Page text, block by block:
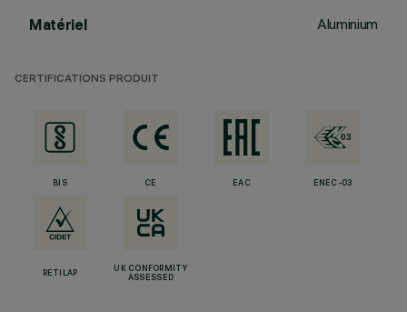
Matériel Aluminium
CERTIFICATIONS PRODUIT
BIS CE EAC ENEC-03
RETILAP
UK CONFORMITY
ASSESSED